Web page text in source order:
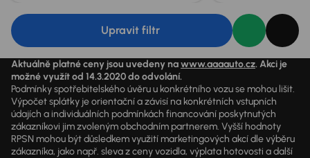
Upravit filtr
Aktuálně platné ceny jsou uvedeny nawww.aaaauto.cz. Akci je
možné využít od 14.3.2020 do odvolání.
Podmínky spotřebitelského úvěru u konkrétního vozu se mohou lišit.
Výpočet splátky je orientační a závisí na konkrétních vstupních
údajích a individuálních podmínkách financování poskytnutých
zákazníkovi jim zvoleným obchodním partnerem. Vyšší hodnoty
RPSN mohou být důsledkem využití marketingových akcí dle výběru
zákazníka, jako např. sleva z ceny vozidla, výplata hotovosti a další